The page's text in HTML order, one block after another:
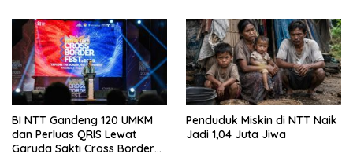
BI NTT Gandeng 120 UMKM
dan Perluas QRIS Lewat
Garuda Sakti Cross Border
Penduduk Miskin di NTT Naik
Jadi 1,04 Juta Jiwa